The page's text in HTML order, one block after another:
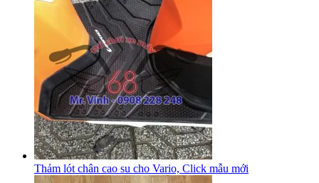
Thảm lót chân cao su cho Vario, Click mẫu mới